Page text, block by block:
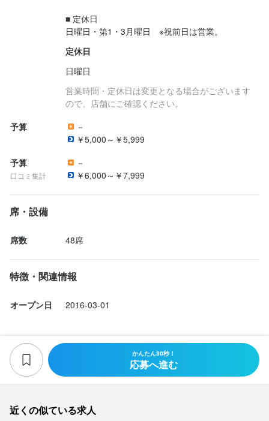
■ 定休日
定休日
日曜日
営業時間・定休日は変更となる場合がございます
ので、店舗にご確認ください。
予算
－
￥5,000～￥5,999
予算
口コミ集計
－
￥6,000～￥7,999
席・設備
席数 48席
特徴・関連情報
オープン日 2016-03-01
かんたん30秒！
応募へ進む
近くの似ている求人